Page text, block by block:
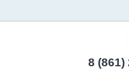
8 (861)